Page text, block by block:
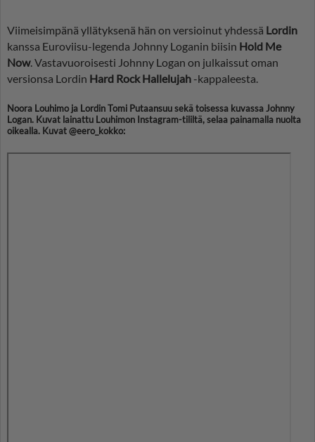
Viimeisimpänä yllätyksenä hän on versioinut yhdessä Lordin
kanssa Euroviisu-legenda Johnny Loganin biisin Hold Me
Now. Vastavuoroisesti Johnny Logan on julkaissut oman
versionsa Lordin Hard Rock Hallelujah -kappaleesta.
Noora Louhimo ja Lordin Tomi Putaansuu sekä toisessa kuvassa Johnny
Logan. Kuvat lainattu Louhimon Instagram-tililtä, selaa painamalla nuolta
oikealla. Kuvat @eero_kokko: